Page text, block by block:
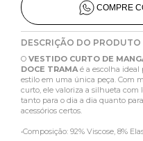
COMPRE
DESCRIÇÃO DO PRODUTO
O VESTIDO CURTO DE
DOCE TRAMAé a escolha ideal
estilo em uma única peça. Com
curto, ele valoriza a silhueta com
tanto para o dia a dia quanto
acessórios certos.
•Composição: 92% Viscose, 8%